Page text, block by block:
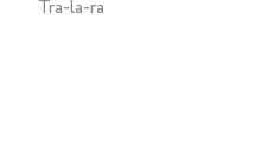
Tra-la-ra